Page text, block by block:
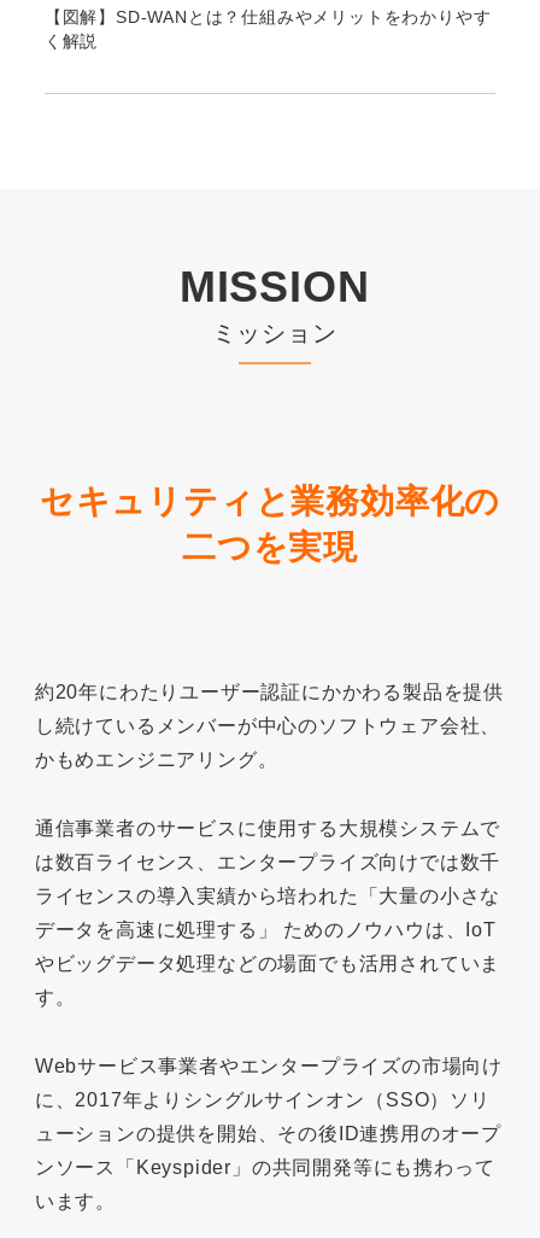
【図解】SD-WANとは？仕組みやメリットをわかりやす
く解説
MISSION
ミッション
セキュリティと業務効率化の
二つを実現
約20年にわたりユーザー認証にかかわる製品を提供
し続けているメンバーが中心のソフトウェア会社、
かもめエンジニアリング。
通信事業者のサービスに使用する大規模システムで
は数百ライセンス、エンタープライズ向けでは数千
ライセンスの導入実績から培われた「大量の小さな
データを高速に処理する」 ためのノウハウは、IoT
やビッグデータ処理などの場面でも活用されていま
す。
Webサービス事業者やエンタープライズの市場向け
に、2017年よりシングルサインオン（SSO）ソリ
ューションの提供を開始、その後ID連携用のオープ
ンソース「Keyspider」の共同開発等にも携わって
います。